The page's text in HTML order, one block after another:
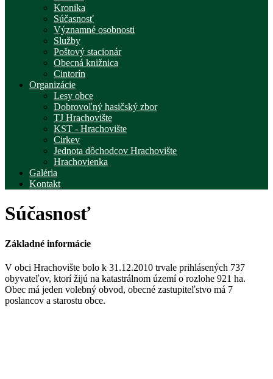
Kronika
Súčasnosť
Významné osobnosti
Služby
Poštový stacionár
Obecná knižnica
Cintorín
Organizácie
Lesy obce
Dobrovoľný hasičský zbor
TJ Hrachovište
KST - Hrachovište
Cirkev
Jednota dôchodcov Hrachovište
Hrachovienka
Galéria
Kontakt
Súčasnosť
Základné informácie
V obci Hrachovište bolo k 31.12.2010 trvale prihlásených 737
obyvateľov, ktorí žijú na katastrálnom území o rozlohe 921 ha.
Obec má jeden volebný obvod, obecné zastupiteľstvo má 7
poslancov a starostu obce.